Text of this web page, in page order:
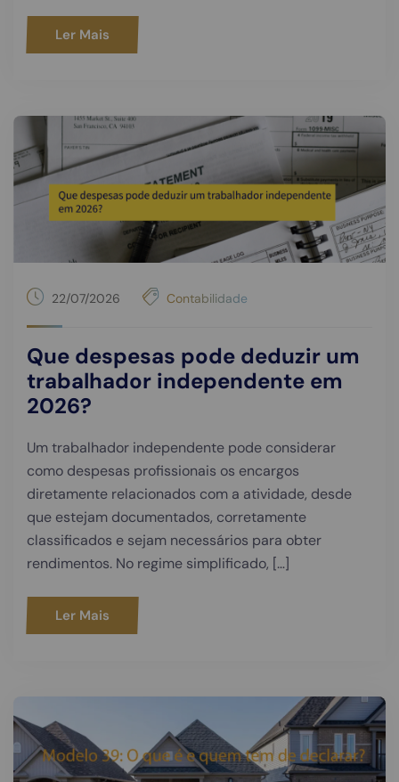
Ler Mais
22/07/2026 Contabilidade
Que despesas pode deduzir um
trabalhador independente em
2026?
Um trabalhador independente pode considerar
como despesas profissionais os encargos
diretamente relacionados com a atividade, desde
que estejam documentados, corretamente
classificados e sejam necessários para obter
rendimentos. No regime simplificado, […]
Ler Mais